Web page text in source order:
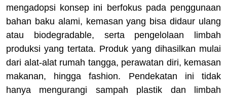
mengadopsi konsep ini berfokus pada penggunaan
bahan baku alami, kemasan yang bisa didaur ulang
atau biodegradable, serta pengelolaan limbah
produksi yang tertata. Produk yang dihasilkan mulai
dari alat-alat rumah tangga, perawatan diri, kemasan
makanan, hingga fashion. Pendekatan ini tidak
hanya mengurangi sampah plastik dan limbah